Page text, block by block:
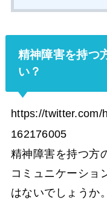
精神障害を持つ
い？
https://twitter.com/
162176005
精神障害を持つ方
コミュニケーショ
はないでしょうか。